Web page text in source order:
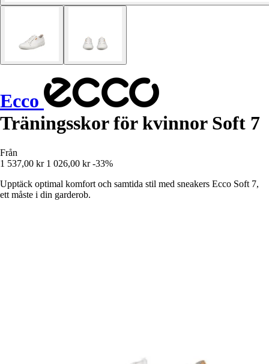
Ecco
Träningsskor för kvinnor Soft 7
Från
1 537,00 kr 1 026,00 kr -33%
Upptäck optimal komfort och samtida stil med sneakers Ecco Soft 7,
ett måste i din garderob.